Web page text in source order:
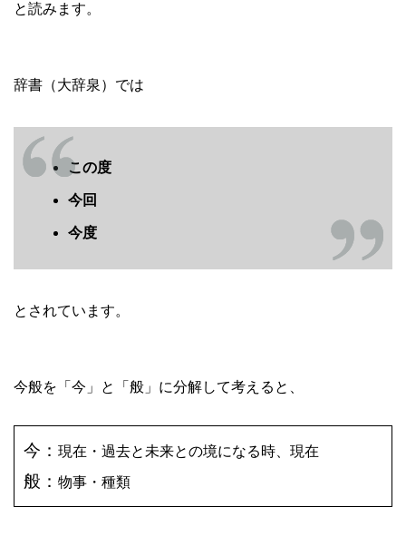
と読みます。
辞書（大辞泉）では
この度
今回
今度
とされています。
今般を「今」と「般」に分解して考えると、
今： 現在・過去と未来との境になる時、現在
般： 物事・種類